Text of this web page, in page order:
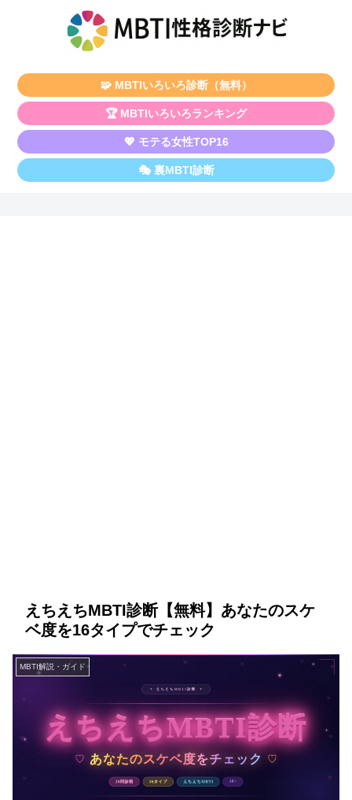
🧩 MBTIいろいろ診断（無料）
🏆 MBTIいろいろランキング
💖 モテる女性TOP16
🎭 裏MBTI診断
えちえちMBTI診断【無料】あなたのスケ
ベ度を16タイプでチェック
MBTI解説・ガイド